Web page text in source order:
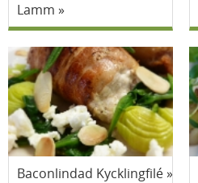
Lamm
Baconlindad Kycklingfilé